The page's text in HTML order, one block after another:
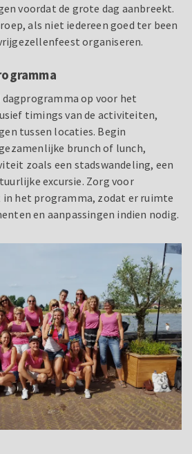
voordat de grote dag aanbreekt.
als niet iedereen goed ter been
organiseren.
op voor het
timings van de activiteiten,
tussen locaties. Begin
brunch of lunch,
zoals een stadswandeling, een
excursie. Zorg voor
het programma, zodat er ruimte
en aanpassingen indien nodig.